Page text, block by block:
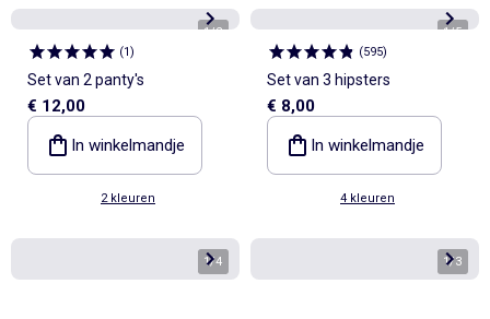
1/2
(1)
Set van 2 panty's
€ 12,00
In winkelmandje
2 kleuren
1/5
(595)
Set van 3 hipsters
€ 8,00
In winkelmandje
4 kleuren
1/4 1/3